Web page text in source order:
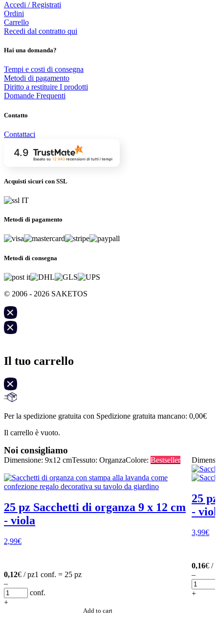
Accedi / Registrati
Ordini
Carrello
Recedi dal contratto qui
Hai una domanda?
Tempi e costi di consegna
Metodi di pagamento
Diritto a restituire I prodotti
Domande Frequenti
Contatto
Contattaci
4.9
Basato su 12 943recensioni di tutti i tempi
Acquisti sicuri con SSL
Metodi di pagamento
Metodi di consegna
© 2006 - 2026 SAKETOS
Il tuo carrello
Per la spedizione gratuita con Spedizione gratuita mancano: 0,00€
Il carrello è vuoto.
Noi consigliamo
Dimensione: 9x12 cmTessuto: OrganzaColore: Bestseller
25 pz Sacchetti di organza 9 x 12 cm
- viola
2,99€
0,12€ / pz1 conf. = 25 pz
–
conf.
+
Add to cart
25
-
3,99€
0,16€ /
–
+